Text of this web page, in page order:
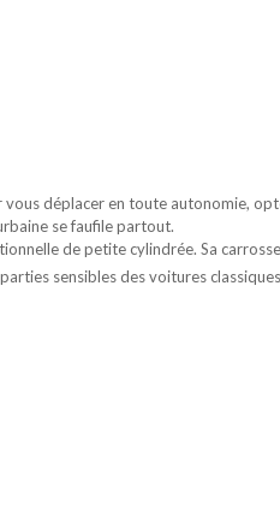
déplacer en toute autonomie,
se faufile partout.
de petite cylindrée. Sa
sensibles des voitures